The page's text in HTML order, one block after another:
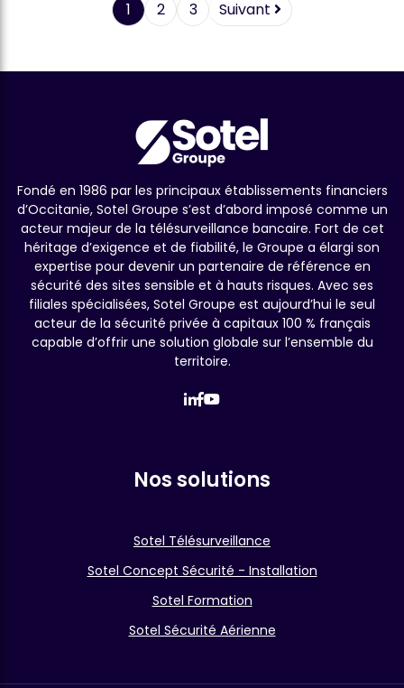
1 2 3 Suivant
Fondé en 1986 par les principaux établissements financiers
d’Occitanie, Sotel Groupe s’est d’abord imposé comme un
acteur majeur de la télésurveillance bancaire. Fort de cet
héritage d’exigence et de fiabilité, le Groupe a élargi son
expertise pour devenir un partenaire de référence en
sécurité des sites sensible et à hauts risques. Avec ses
filiales spécialisées, Sotel Groupe est aujourd’hui le seul
acteur de la sécurité privée à capitaux 100 % français
capable d’offrir une solution globale sur l’ensemble du
territoire.
Nos solutions
Sotel Télésurveillance
Sotel Concept Sécurité - Installation
Sotel Formation
Sotel Sécurité Aérienne